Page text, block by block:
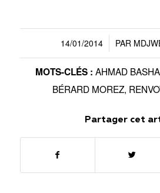
14/01/2014
/ PAR
MOTS-CLÉS : AHMAD BASHA
BÉRARD MOREZ,
Partager cet